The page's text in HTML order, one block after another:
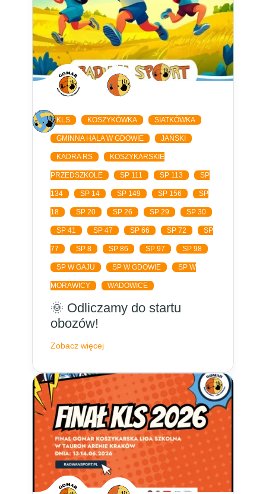
KLS KOSZYKÓWKA SIATKÓWKA
GMINNA HALA W GDOWIE JAŃSKI
KADRA RS KOSZYKARSKIE
PRZEDSZKOLE SP 111 SP 113 SP
134 SP 14 SP 149 SP 156 SP
18 SP 20 SP 26 SP 29 SP 30
SP 41 SP 47 SP 66 SP 72 SP
77 SP 8 SP 86 SP 97 SP 98
SP W GAJU SP W GDOWIE SP W
MORAWICY WADOWICE
🌞 Odliczamy do startu
obozów!
Zobacz więcej